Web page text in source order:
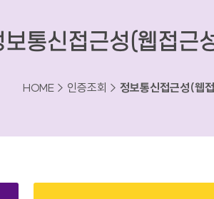
보통신접근성(웹접근
HOME > 인증조회 > 정보통신접근성(웹